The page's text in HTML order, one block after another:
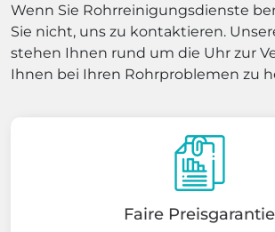
Wenn Sie Rohrreinigungsdienste
Sie nicht, uns zu kontaktieren.
stehen Ihnen rund um die Uhr zur
Ihnen bei Ihren Rohrproblemen zu
Faire Preisgarantie